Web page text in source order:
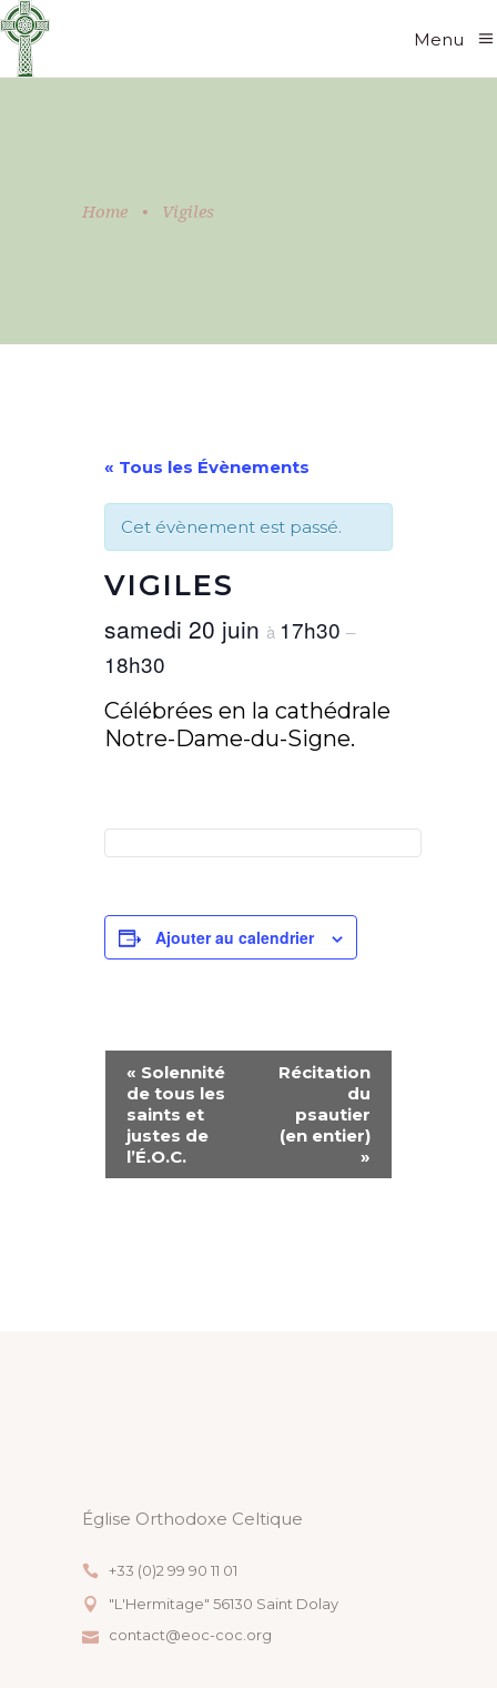
Menu
Home • Vigiles
« Tous les Évènements
Cet évènement est passé.
VIGILES
samedi 20 juin à 17h30 –
18h30
Célébrées en la cathédrale
Notre-Dame-du-Signe.
Ajouter au calendrier
N
A
V
N
É
V
« Solennité
de tous les
saints et
justes de
l’É.O.C.
Récitation
du
psautier
(en entier)
»
Église Orthodoxe Celtique
+33 (0)2 99 90 11 01
"L'Hermitage" 56130 Saint Dolay
contact@eoc-coc.org